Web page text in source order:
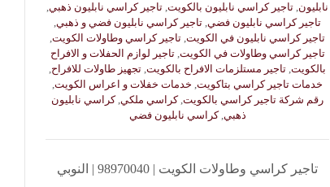
نابليون, تاجير كراسي نابليون بالكويت, تاجير كراسي نابليون ذهبي,
تاجير كراسي نابليون فضي, تاجير كراسي نابليون فضي و ذهبي,
تاجير كراسي نابليون في الكويت, تاجير كراسي وطاولات الكويت,
تاجير كراسي وطاولات في الكويت,تاجير لوازم الحفلات و الافراح
بالكويت, تاجير مستلزمات الافراح بالكويت, تجهيز طاولات للافراح,
خدمات تاجير كراسي بتاكويت, خدمات خفلات و اعراس الكويت,
رقم شركة تاجير كراسي بالكويت,كراسي ملكي,كراسي نابليون
ذهبي,كراسي نابليون فضي
تاجير كراسي وطاولات الكويت | 98970040 | النوبي